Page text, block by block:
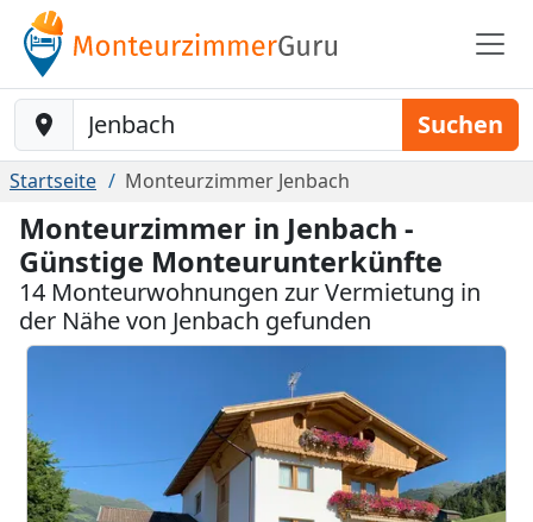
Baustelle-Location Suchen
Startseite Monteurzimmer Jenbach
Monteurzimmer in Jenbach -
Günstige Monteurunterkünfte
14 Monteurwohnungen zur Vermietung in
der Nähe von Jenbach gefunden